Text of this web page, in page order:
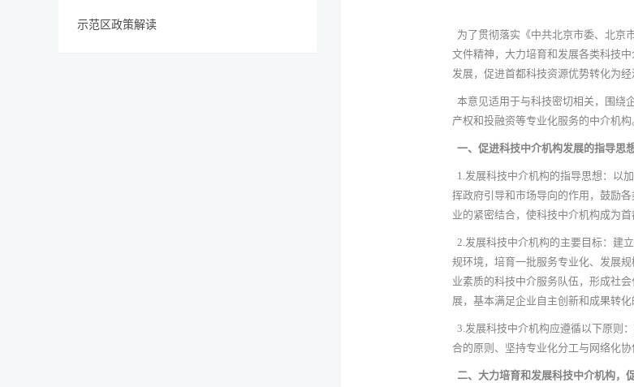
示范区政策解读
为了贯彻落实《中共北京市委、北京
文件精神，大力培育和发展各类科技
发展，促进首都科技资源优势转化为
本意见适用于与科技密切相关，围绕
产权和投融资等专业化服务的中介机构
一、促进科技中介机构发展的指导思
1.发展科技中介机构的指导思想：以
挥政府引导和市场导向的作用，鼓励
业的紧密结合，使科技中介机构成为首
2.发展科技中介机构的主要目标：建
规环境，培育一批服务专业化、发展
业素质的科技中介服务队伍，形成社
展，基本满足企业自主创新和成果转化
3.发展科技中介机构应遵循以下原则
合的原则、坚持专业化分工与网络化协
二、大力培育和发展科技中介机构，